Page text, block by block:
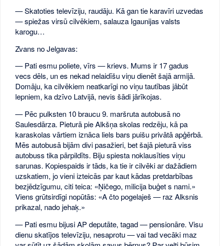
— Skatoties televīziju, raudāju. Kā gan tie karavīri uzvedas
— spiežas virsū cilvēkiem, salauza Igaunijas valsts
karogu…
Zvans no Jelgavas:
— Pati esmu poliete, vīrs — krievs. Mums ir 17 gadus
vecs dēls, un es nekad nelaidīšu viņu dienēt šajā armijā.
Domāju, ka cilvēkiem neatkarīgi no viņu tautības jābūt
lepniem, ka dzīvo Latvijā, nevis šādi jārīkojas.
— Pēc pulksten 10 braucu 9. maršruta autobusā no
Saulesdārza. Pieturā pie Alkšņa skolas redzēju, kā pa
karaskolas vārtiem iznāca liels bars puišu privātā apģērbā.
Mēs autobusā bijām divi pasažieri, bet šajā pieturā viss
autobuss tika pārpildīts. Biju spiesta noklausīties viņu
sarunas. Kopiespaids ir tāds, ka tie ir cilvēki ar dažādiem
uzskatiem, jo vieni izteicās par kaut kādas pretdarbības
bezjēdzīgumu, citi teica: «Ņičego, milicija buģet s nami.»
Viens grūtsirdīgi nopūtās: «A čto pogelaješ — raz Alksnis
prikazal, nado jehaķ.»
— Pati esmu bijusi AP deputāte, tagad — pensionāre. Visu
dienu skatījos televīziju, nesaprotu — vai tad vecāki maz